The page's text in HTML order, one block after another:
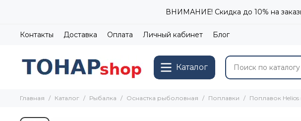
ВНИМАНИЕ! Скидка до 10% на
Контакты Доставка Оплата Личный кабинет Блог
Каталог
Главная Каталог Рыбалка Оснастка рыболовная Поплавки Поплавок Helios